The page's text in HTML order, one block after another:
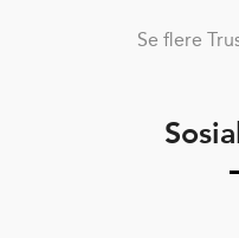
Se flere